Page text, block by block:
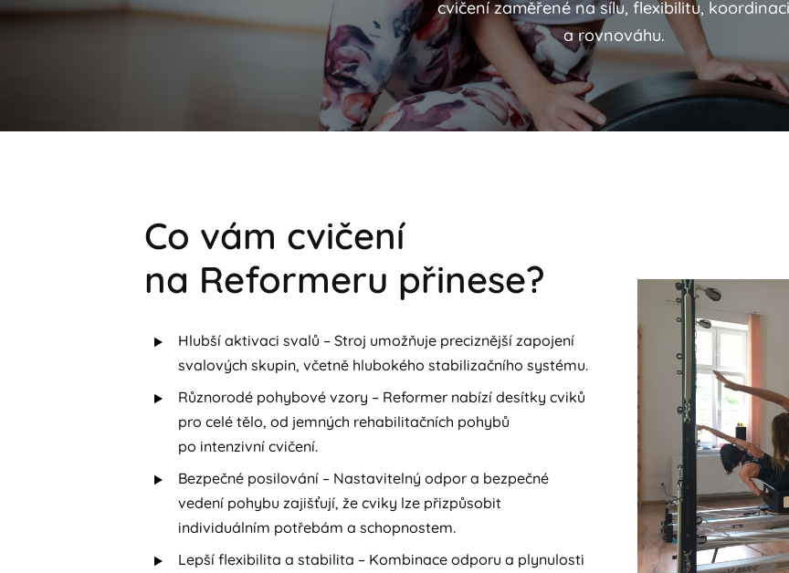
cvičení zaměřené na sílu, flexibilitu, koordinaci
a rovnováhu.
Co vám cvičení
na Reformeru přinese?
Hlubší aktivaci svalů – Stroj umožňuje preciznější zapojení
svalových skupin, včetně hlubokého stabilizačního systému.
Různorodé pohybové vzory – Reformer nabízí desítky cviků
pro celé tělo, od jemných rehabilitačních pohybů
po intenzivní cvičení.
Bezpečné posilování – Nastavitelný odpor a bezpečné
vedení pohybu zajišťují, že cviky lze přizpůsobit
individuálním potřebám a schopnostem.
Lepší flexibilita a stabilita – Kombinace odporu a plynulosti